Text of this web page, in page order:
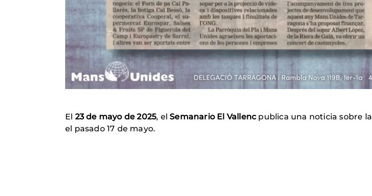
El 23 de mayo de 2025, elSemanario El Vallencpublica una noticia sobre la
el pasado 17 de mayo.